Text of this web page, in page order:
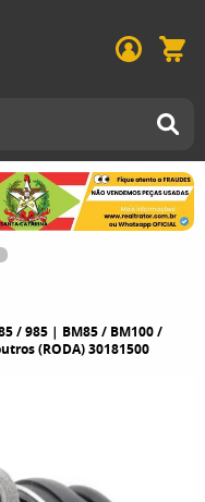
/ 985 | BM85 / BM100 /
(RODA) 30181500